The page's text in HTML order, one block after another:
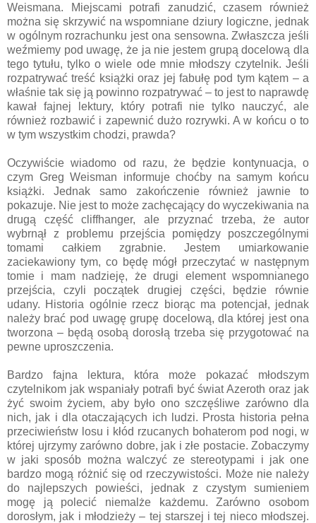
Weismana. Miejscami potrafi zanudzić, czasem również
można się skrzywić na wspomniane dziury logiczne, jednak
w ogólnym rozrachunku jest ona sensowna. Zwłaszcza jeśli
weźmiemy pod uwagę, że ja nie jestem grupą docelową dla
tego tytułu, tylko o wiele ode mnie młodszy czytelnik. Jeśli
rozpatrywać treść książki oraz jej fabułę pod tym kątem – a
właśnie tak się ją powinno rozpatrywać – to jest to naprawdę
kawał fajnej lektury, który potrafi nie tylko nauczyć, ale
również rozbawić i zapewnić dużo rozrywki. A w końcu o to
w tym wszystkim chodzi, prawda?
Oczywiście wiadomo od razu, że będzie kontynuacja, o
czym Greg Weisman informuje choćby na samym końcu
książki. Jednak samo zakończenie również jawnie to
pokazuje. Nie jest to może zachęcający do wyczekiwania na
drugą część cliffhanger, ale przyznać trzeba, że autor
wybrnął z problemu przejścia pomiędzy poszczególnymi
tomami całkiem zgrabnie. Jestem umiarkowanie
zaciekawiony tym, co będę mógł przeczytać w następnym
tomie i mam nadzieję, że drugi element wspomnianego
przejścia, czyli początek drugiej części, będzie równie
udany. Historia ogólnie rzecz biorąc ma potencjał, jednak
należy brać pod uwagę grupę docelową, dla której jest ona
tworzona – będą osobą dorosłą trzeba się przygotować na
pewne uproszczenia.
Bardzo fajna lektura, która może pokazać młodszym
czytelnikom jak wspaniały potrafi być świat Azeroth oraz jak
żyć swoim życiem, aby było ono szczęśliwe zarówno dla
nich, jak i dla otaczających ich ludzi. Prosta historia pełna
przeciwieństw losu i kłód rzucanych bohaterom pod nogi, w
której ujrzymy zarówno dobre, jak i złe postacie. Zobaczymy
w jaki sposób można walczyć ze stereotypami i jak one
bardzo mogą różnić się od rzeczywistości. Może nie należy
do najlepszych powieści, jednak z czystym sumieniem
mogę ją polecić niemalże każdemu. Zarówno osobom
dorosłym, jak i młodzieży – tej starszej i tej nieco młodszej.